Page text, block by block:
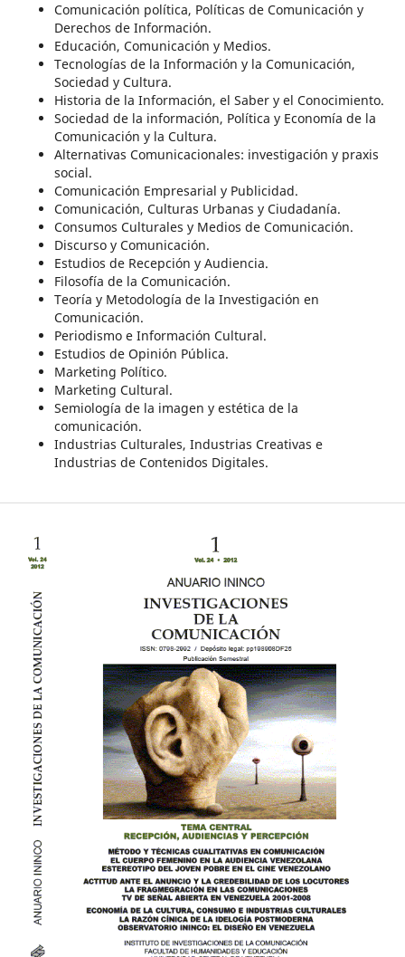
Comunicación política, Políticas de Comunicación y
Derechos de Información.
Educación, Comunicación y Medios.
Tecnologías de la Información y la Comunicación,
Sociedad y Cultura.
Historia de la Información, el Saber y el Conocimiento.
Sociedad de la información, Política y Economía de la
Comunicación y la Cultura.
Alternativas Comunicacionales: investigación y praxis
social.
Comunicación Empresarial y Publicidad.
Comunicación, Culturas Urbanas y Ciudadanía.
Consumos Culturales y Medios de Comunicación.
Discurso y Comunicación.
Estudios de Recepción y Audiencia.
Filosofía de la Comunicación.
Teoría y Metodología de la Investigación en
Comunicación.
Periodismo e Información Cultural.
Estudios de Opinión Pública.
Marketing Político.
Marketing Cultural.
Semiología de la imagen y estética de la
comunicación.
Industrias Culturales, Industrias Creativas e
Industrias de Contenidos Digitales.